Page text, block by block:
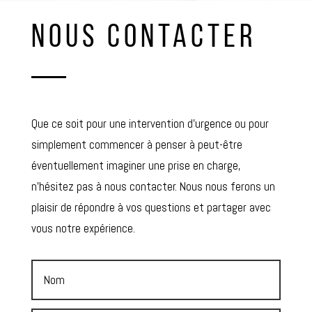
NOUS CONTACTER
Que ce soit pour une intervention d’urgence ou pour
simplement commencer à penser à peut-être
éventuellement imaginer une prise en charge,
n’hésitez pas à nous contacter. Nous nous ferons un
plaisir de répondre à vos questions et partager avec
vous notre expérience.